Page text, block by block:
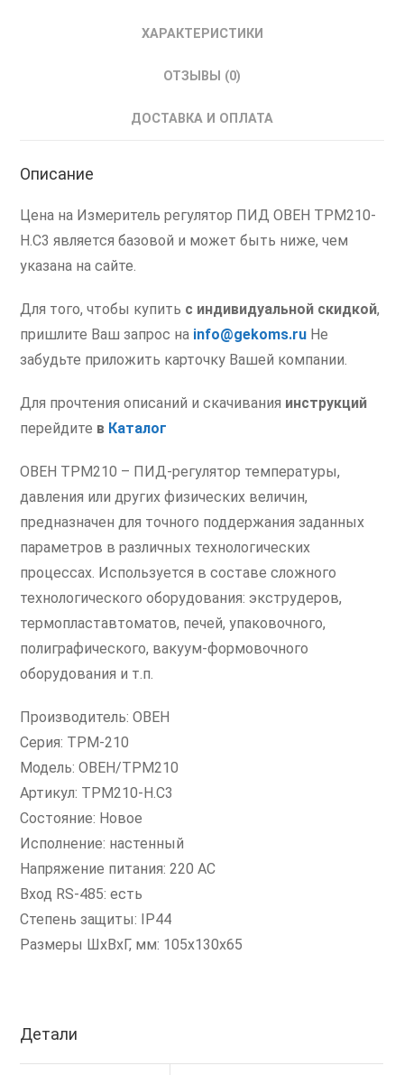
ХАРАКТЕРИСТИКИ
ОТЗЫВЫ (0)
ДОСТАВКА И ОПЛАТА
Описание
Цена на Измеритель регулятор ПИД ОВЕН ТРМ210-
Н.С3 является базовой и может быть ниже, чем
указана на сайте.
Для того, чтобы купить с индивидуальной скидкой,
пришлите Ваш запрос на info@gekoms.ru Не
забудьте приложить карточку Вашей компании.
Для прочтения описаний и скачивания инструкций
перейдите в Каталог
ОВЕН ТРМ210 – ПИД-регулятор температуры,
давления или других физических величин,
предназначен для точного поддержания заданных
параметров в различных технологических
процессах. Используется в составе сложного
технологического оборудования: экструдеров,
термопластавтоматов, печей, упаковочного,
полиграфического, вакуум-формовочного
оборудования и т.п.
Производитель: ОВЕН
Серия: ТРМ-210
Модель: ОВЕН/ТРМ210
Артикул: ТРМ210-Н.С3
Состояние: Новое
Исполнение: настенный
Напряжение питания: 220 AC
Вход RS-485: есть
Степень защиты: IP44
Размеры ШxВxГ, мм: 105х130х65
Детали